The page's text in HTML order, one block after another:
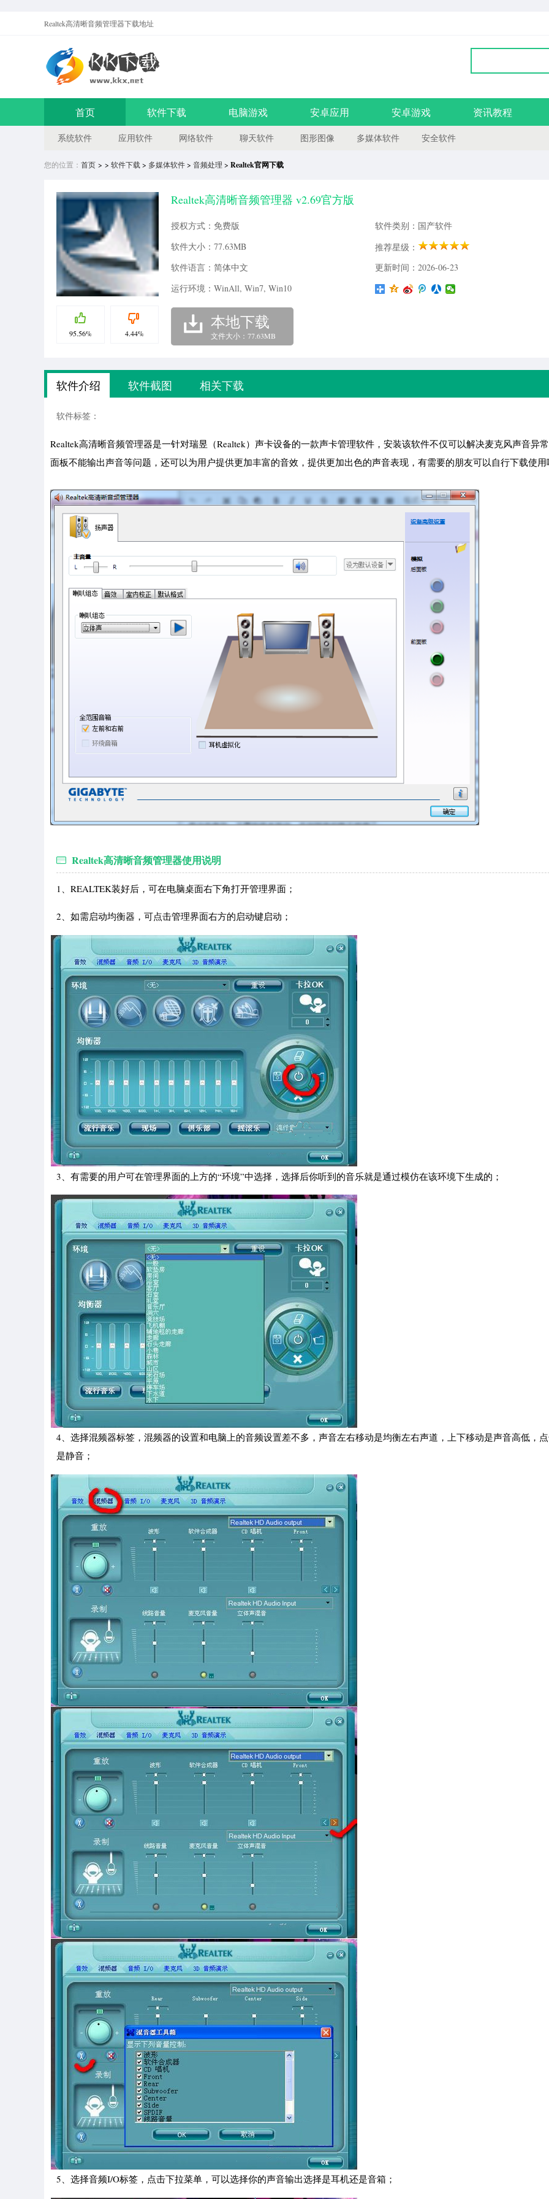
Realtek高清晰音频管理器下载地址
首页 软件下载 电脑游戏 安卓应用 安卓游戏 资讯教程
系统软件 应用软件 网络软件 聊天软件 图形图像 多媒体软件 安全软件
您的位置： 首页 > > 软件下载 > 多媒体软件> 音频处理 > Realtek官网下载
95.56% 4.44%
Realtek高清晰音频管理器 v2.69官方版
授权方式：免费版
软件类别：国产软件
软件大小：77.63MB
推荐星级：
软件语言：简体中文
更新时间：2026-06-23
运行环境：WinAll, Win7, Win10
本地下载
文件大小：77.63MB
软件介绍 软件截图 相关下载
软件标签：
Realtek高清晰音频管理器是一针对瑞昱（Realtek）声卡设备的一款声卡管理软件，安装该软件不仅可以解决麦克风声音异
面板不能输出声音等问题，还可以为用户提供更加丰富的音效，提供更加出色的声音表现，有需要的朋友可以自行下载使用
Realtek高清晰音频管理器使用说明
1、REALTEK装好后，可在电脑桌面右下角打开管理界面；
2、如需启动均衡器，可点击管理界面右方的启动键启动；
3、有需要的用户可在管理界面的上方的“环境”中选择，选择后你听到的音乐就是通过模仿在该环境下生成的；
4、选择混频器标签，混频器的设置和电脑上的音频设置差不多，声音左右移动是均衡左右声道，上下移动是声音高低，
是静音；
5、选择音频I/O标签，点击下拉菜单，可以选择你的声音输出选择是耳机还是音箱；